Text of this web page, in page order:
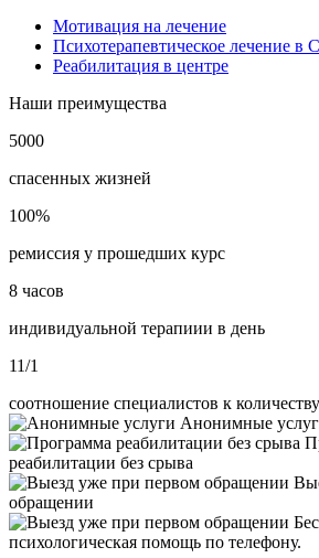
Мотивация на лечение
Психотерапевтическое лечение в
Реабилитация в центре
Наши преимущества
5000
спасенных жизней
100%
ремиссия у прошедших курс
8 часов
индивидуальной терапиии в день
11/1
соотношение специалистов к
Анонимные
реабилитации без срыва
обращении
психологическая помощь по телефону.